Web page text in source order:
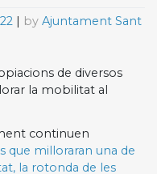
| by Ajuntament Sant
de diversos
la mobilitat al
continuen
que milloraran una de
la rotonda de les